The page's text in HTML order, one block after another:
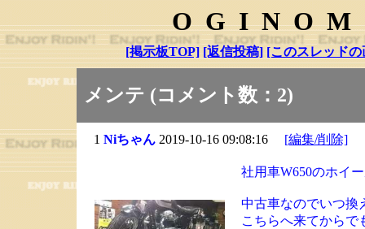
[掲示板TOP] [返信投稿] [このスレッドの
メンテ (コメント数：2)
1 Niちゃん2019-10-16 09:08:16 [編集/削除]
社用車W650のホイ
中古車なのでいつ換
こちらへ来てからで